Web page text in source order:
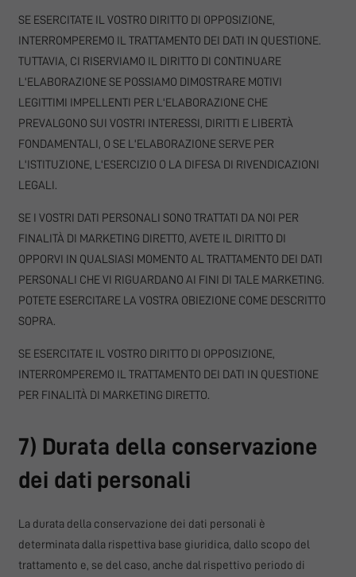
SE ESERCITATE IL VOSTRO DIRITTO DI OPPOSIZIONE,
INTERROMPEREMO IL TRATTAMENTO DEI DATI IN QUESTIONE.
TUTTAVIA, CI RISERVIAMO IL DIRITTO DI CONTINUARE
L'ELABORAZIONE SE POSSIAMO DIMOSTRARE MOTIVI
LEGITTIMI IMPELLENTI PER L'ELABORAZIONE CHE
PREVALGONO SUI VOSTRI INTERESSI, DIRITTI E LIBERTÀ
FONDAMENTALI, O SE L'ELABORAZIONE SERVE PER
L'ISTITUZIONE, L'ESERCIZIO O LA DIFESA DI RIVENDICAZIONI
LEGALI.
SE I VOSTRI DATI PERSONALI SONO TRATTATI DA NOI PER
FINALITÀ DI MARKETING DIRETTO, AVETE IL DIRITTO DI
OPPORVI IN QUALSIASI MOMENTO AL TRATTAMENTO DEI DATI
PERSONALI CHE VI RIGUARDANO AI FINI DI TALE MARKETING.
POTETE ESERCITARE LA VOSTRA OBIEZIONE COME DESCRITTO
SOPRA.
SE ESERCITATE IL VOSTRO DIRITTO DI OPPOSIZIONE,
INTERROMPEREMO IL TRATTAMENTO DEI DATI IN QUESTIONE
PER FINALITÀ DI MARKETING DIRETTO.
7) Durata della conservazione
dei dati personali
La durata della conservazione dei dati personali è
determinata dalla rispettiva base giuridica, dallo scopo del
trattamento e, se del caso, anche dal rispettivo periodo di